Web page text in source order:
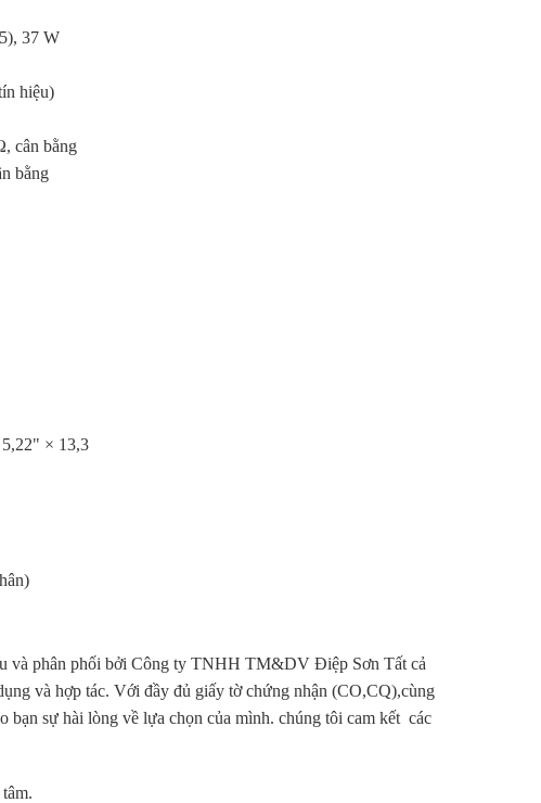
37 W
hiệu)
cân bằng
bằng
× 13,3
và phân phối bởi Công ty TNHH TM&DV Điệp Sơn Tất cả
và hợp tác. Với đầy đủ giấy tờ chứng nhận (CO,CQ),cùng
bạn sự hài lòng về lựa chọn của mình. chúng tôi cam kết các